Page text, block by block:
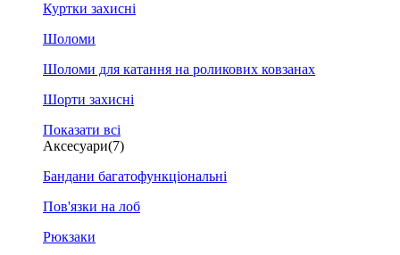
Куртки захисні
Шоломи
Шоломи для катання на роликових ковзанах
Шорти захисні
Показати всі
Аксесуари(7)
Бандани багатофункціональні
Пов'язки на лоб
Рюкзаки